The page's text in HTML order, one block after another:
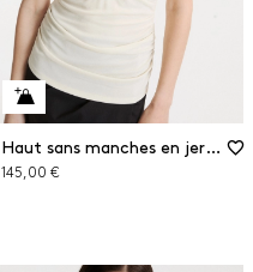
Haut sans manches en jersey crêpe
145,00 €